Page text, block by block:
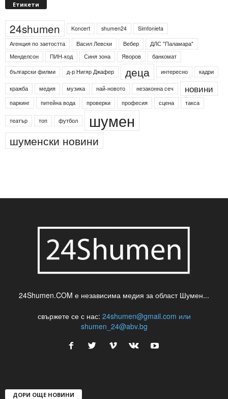
Етикети
24shumen Koncert shumen24
Simfonieta
Агенция по заетостта
Васил Левски Вебер
ДЛС "Паламара"
Менделсон
ПИН-код Синя зона Яворов
банкомат
български филми
д-р Нигяр Джафер деца интересно кадри
кражба медия музика най-новото незаконна сеч новини
паркинг питейна вода проверки професия сцена такса
театър топ футбол шумен
шуменски новини
24Shumen.COM е независима медия за област Шумен...
свържете се с нас: 24shumen@gmail.com или
shumen_24@abv.bg
ДОРИ ОЩЕ НОВИНИ